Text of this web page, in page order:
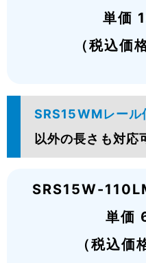
単価
（税込価
SRS15WMレー
以外の長さも対応
SRS15W-
単価
（税込価